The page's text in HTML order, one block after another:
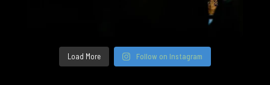
Load More Follow on Instagram